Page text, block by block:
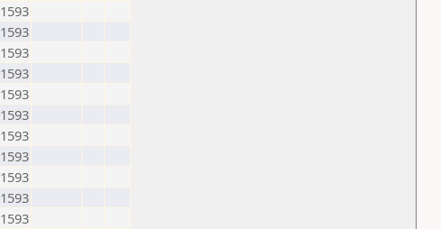
1593
1593
1593
1593
1593
1593
1593
1593
1593
1593
1593